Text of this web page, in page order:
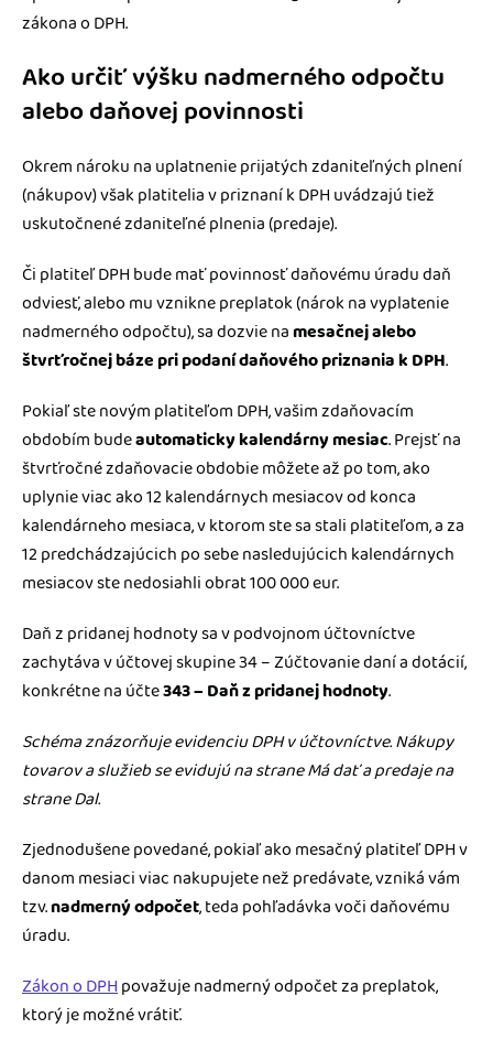
zákona o DPH.
Ako určiť výšku nadmerného odpočtu
alebo daňovej povinnosti
Okrem nároku na uplatnenie prijatých zdaniteľných plnení
(nákupov) však platitelia v priznaní k DPH uvádzajú tiež
uskutočnené zdaniteľné plnenia (predaje).
Či platiteľ DPH bude mať povinnosť daňovému úradu daň
odviesť, alebo mu vznikne preplatok (nárok na vyplatenie
nadmerného odpočtu), sa dozvie namesačnej alebo
štvrťročnej báze pri podaní daňového priznania k DPH.
Pokiaľ ste novým platiteľom DPH, vašim zdaňovacím
obdobím budeautomaticky kalendárny mesiac. Prejsť na
štvrťročné zdaňovacie obdobie môžete až po tom, ako
uplynie viac ako 12 kalendárnych mesiacov od konca
kalendárneho mesiaca, v ktorom ste sa stali platiteľom, a za
12 predchádzajúcich po sebe nasledujúcich kalendárnych
mesiacov ste nedosiahli obrat 100 000 eur.
Daň z pridanej hodnoty sa v podvojnom účtovníctve
zachytáva v účtovej skupine 34 – Zúčtovanie daní a dotácií,
konkrétne na účte343 – Daň z pridanej hodnoty.
Schéma znázorňuje evidenciu DPH v účtovníctve. Nákupy
tovarov a služieb se evidujú na strane Má dať a predaje na
strane Dal.
Zjednodušene povedané, pokiaľ ako mesačný platiteľ DPH v
danom mesiaci viac nakupujete než predávate, vzniká vám
tzv.nadmerný odpočet, teda pohľadávka voči daňovému
úradu.
Zákon o DPHpovažuje nadmerný odpočet za preplatok,
ktorý je možné vrátiť.